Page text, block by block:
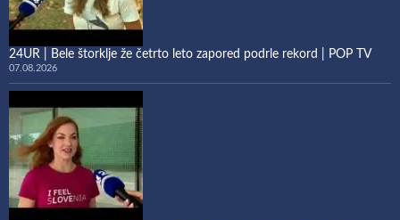
24UR | Bele štorklje že četrto leto zapored podrle rekord | POP TV
07.08.2026